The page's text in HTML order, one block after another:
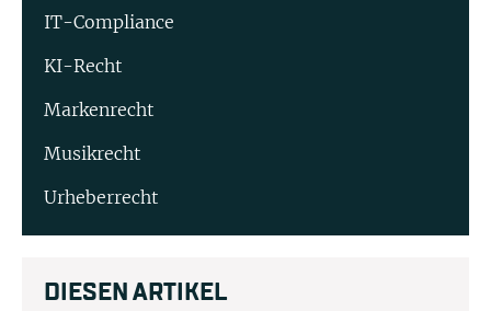
IT-Compliance
KI-Recht
Markenrecht
Musikrecht
Urheberrecht
DIESEN ARTIKEL